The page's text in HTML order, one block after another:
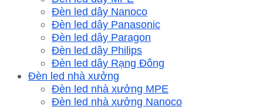
Đèn led dây Nanoco
Đèn led dây Panasonic
Đèn led dây Paragon
Đèn led dây Philips
Đèn led dây Rạng Đông
Đèn led nhà xưởng
Đèn led nhà xưởng MPE
Đèn led nhà xưởng Nanoco